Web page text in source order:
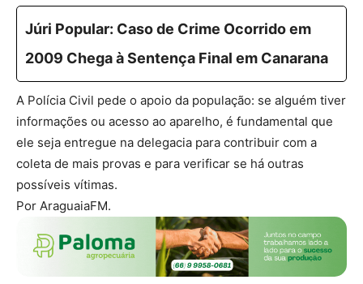
Júri Popular: Caso de Crime Ocorrido em
2009 Chega à Sentença Final em Canarana
A Polícia Civil pede o apoio da população: se alguém tiver
informações ou acesso ao aparelho, é fundamental que
ele seja entregue na delegacia para contribuir com a
coleta de mais provas e para verificar se há outras
possíveis vítimas.
Por AraguaiaFM.